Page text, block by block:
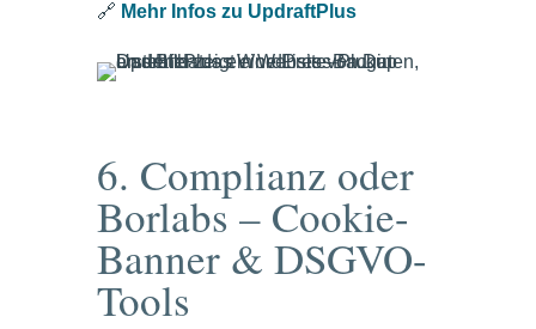
🔗 Mehr Infos zu UpdraftPlus
6. Complianz oder
Borlabs – Cookie-
Banner & DSGVO-
Tools